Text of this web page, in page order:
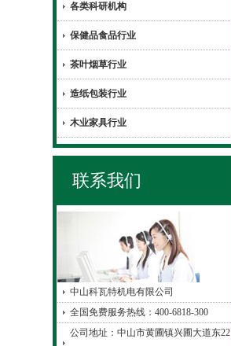
各类科研机构
保健品食品行业
茶叶烟草行业
造纸包装行业
木业家具行业
联系我们
中山科瓦特机电有限公司
全国免费服务热线：400-6818-300
公司地址：中山市黄圃镇兴圃大道东22